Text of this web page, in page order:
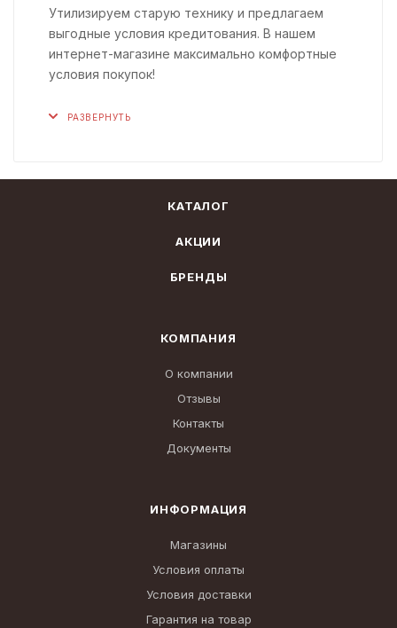
Утилизируем старую технику и предлагаем
выгодные условия кредитования. В нашем
интернет-магазине максимально комфортные
условия покупок!
РАЗВЕРНУТЬ
КАТАЛОГ
АКЦИИ
БРЕНДЫ
КОМПАНИЯ
О компании
Отзывы
Контакты
Документы
ИНФОРМАЦИЯ
Магазины
Условия оплаты
Условия доставки
Гарантия на товар